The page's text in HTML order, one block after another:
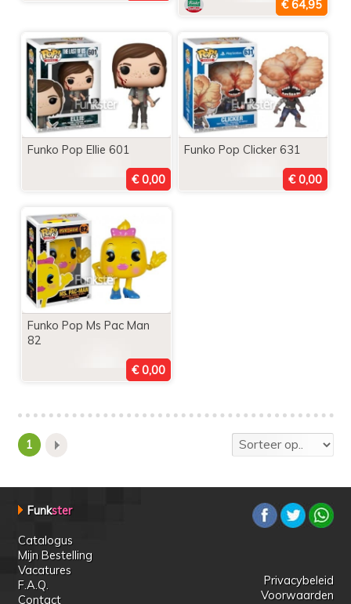
Funko Pop Ellie 601 Funko Pop Clicker 631
Funko Pop Ms Pac Man
82
1
Funkster
Catalogus
Mijn Bestelling
Vacatures
F.A.Q.
Contact
Privacybeleid
Voorwaarden